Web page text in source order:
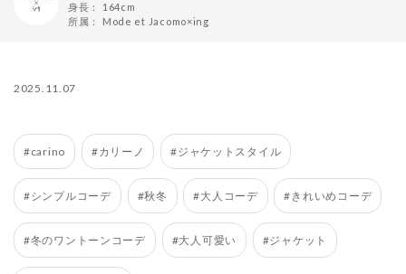
身長：
164cm
所属： Mode et Jacomo×ing
2025.11.07
#carino #カリーノ #ジャケットスタイル
#シンプルコーデ #秋冬 #大人コーデ #きれいめコーデ
#冬のワントーンコーデ #大人可愛い #ジャケット